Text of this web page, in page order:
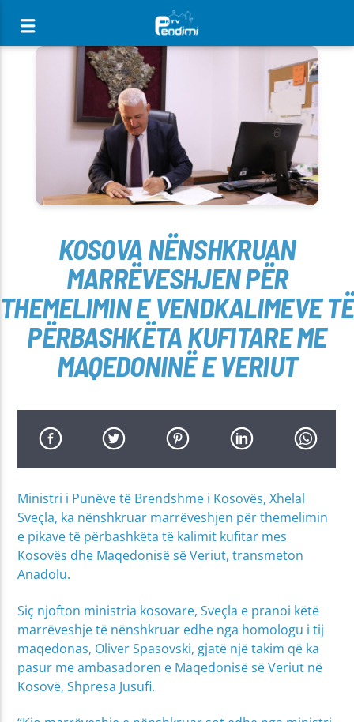
[There are no radio stations in the database]
KOSOVA NËNSHKRUAN
MARRËVESHJEN PËR
THEMELIMIN E VENDKALIMEVE TË
PËRBASHKËTA KUFITARE ME
MAQEDONINË E VERIUT
Ministri i Punëve të Brendshme i Kosovës, Xhelal
Sveçla, ka nënshkruar marrëveshjen për themelimin
e pikave të përbashkëta të kalimit kufitar mes
Kosovës dhe Maqedonisë së Veriut, transmeton
Anadolu.
Siç njofton ministria kosovare, Sveçla e pranoi këtë
marrëveshje të nënshkruar edhe nga homologu i tij
maqedonas, Oliver Spasovski, gjatë një takim që ka
pasur me ambasadoren e Maqedonisë së Veriut në
Kosovë, Shpresa Jusufi.